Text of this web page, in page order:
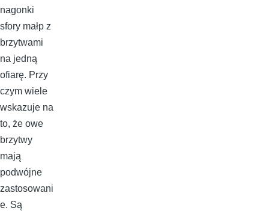
nagonki
sfory małp z
brzytwami
na jedną
ofiarę. Przy
czym wiele
wskazuje na
to, że owe
brzytwy
mają
podwójne
zastosowani
e. Są